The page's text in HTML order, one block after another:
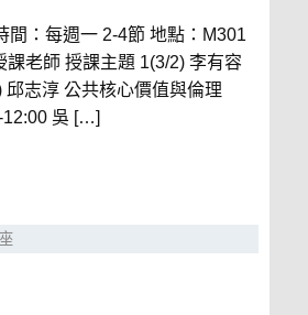
間：每週一 2-4節 地點：M301
課老師 授課主題 1(3/2) 李有容
邱志淳 公共核心價值與倫理
12:00 吳 […]